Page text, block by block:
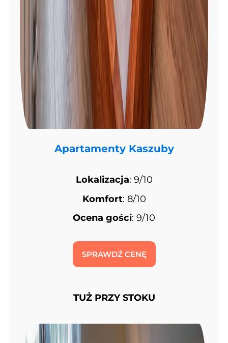
Apartamenty Kaszuby
Lokalizacja: 9/10
Komfort: 8/10
Ocena gości: 9/10
SPRAWDŹ CENĘ
TUŻ PRZY STOKU